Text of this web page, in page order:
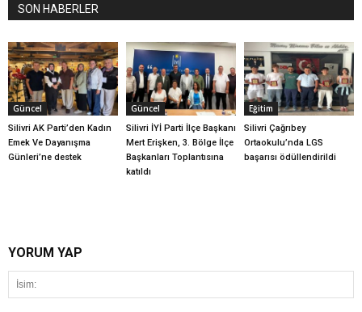
SON HABERLER
Güncel
Silivri AK Parti’den Kadın
Emek Ve Dayanışma
Günleri’ne destek
Güncel
Silivri İYİ Parti İlçe Başkanı
Mert Erişken, 3. Bölge İlçe
Başkanları Toplantısına
katıldı
Eğitim
Silivri Çağrıbey
Ortaokulu’nda LGS
başarısı ödüllendirildi
YORUM YAP